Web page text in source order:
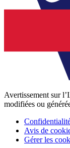
Avertissement sur
modifiées ou
Avis de
Gérer les